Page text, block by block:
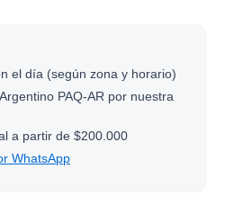
el día (según zona y horario)
PAQ-AR por nuestra
a partir de $200.000
WhatsApp